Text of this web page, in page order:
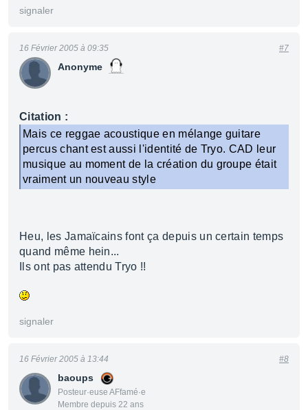
signaler
Anonyme
16 Février 2005 à 09:35 #7
Citation :
Mais ce reggae acoustique en mélange guitare
percus chant est aussi l'identité de Tryo. CAD leur
musique au moment de la création du groupe était
vraiment un nouveau style
Heu, les Jamaïcains font ça depuis un certain temps
quand même hein...
Ils ont pas attendu Tryo !!
signaler
baoups
Posteur·euse AFfamé·e
Membre depuis 22 ans
16 Février 2005 à 13:44 #8